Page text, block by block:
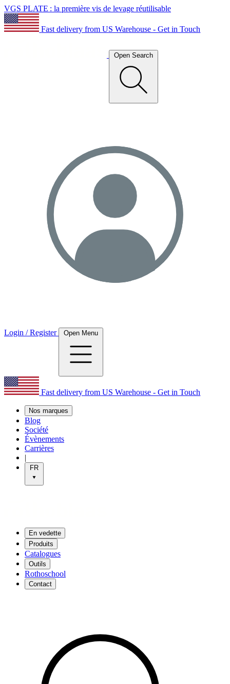
VGS PLATE : la première vis de levage réutilisable
Fast delivery from US Warehouse - Get in Touch
Open Search
Login / Register Open Menu
Fast delivery from US Warehouse - Get in Touch
Nos marques
Blog
Société
Évènements
Carrières
|
FR
En vedette
Produits
Catalogues
Outils
Rothoschool
Contact